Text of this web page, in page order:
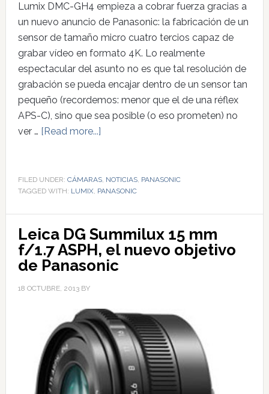
Lumix DMC-GH4 empieza a cobrar fuerza gracias a
un nuevo anuncio de Panasonic: la fabricación de un
sensor de tamaño micro cuatro tercios capaz de
grabar vídeo en formato 4K. Lo realmente
espectacular del asunto no es que tal resolución de
grabación se pueda encajar dentro de un sensor tan
pequeño (recordemos: menor que el de una réflex
APS-C), sino que sea posible (o eso prometen) no
ver … [Read more...]
FILED UNDER: CÁMARAS, NOTICIAS, PANASONIC
TAGGED WITH: LUMIX, PANASONIC
Leica DG Summilux 15 mm
f/1.7 ASPH, el nuevo objetivo
de Panasonic
18 OCTUBRE, 2013BY